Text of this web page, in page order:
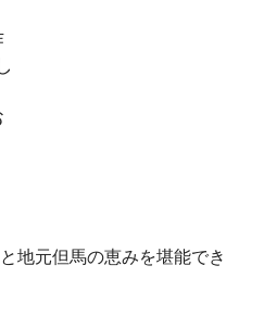
地元但馬の恵みを堪能でき